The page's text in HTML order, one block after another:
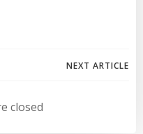
NEXT ARTICLE
closed